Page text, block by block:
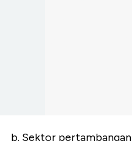
b. Sektor pertambangan